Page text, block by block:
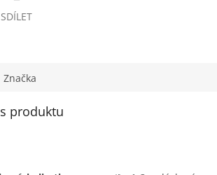
SDÍLET
Značka
produktu